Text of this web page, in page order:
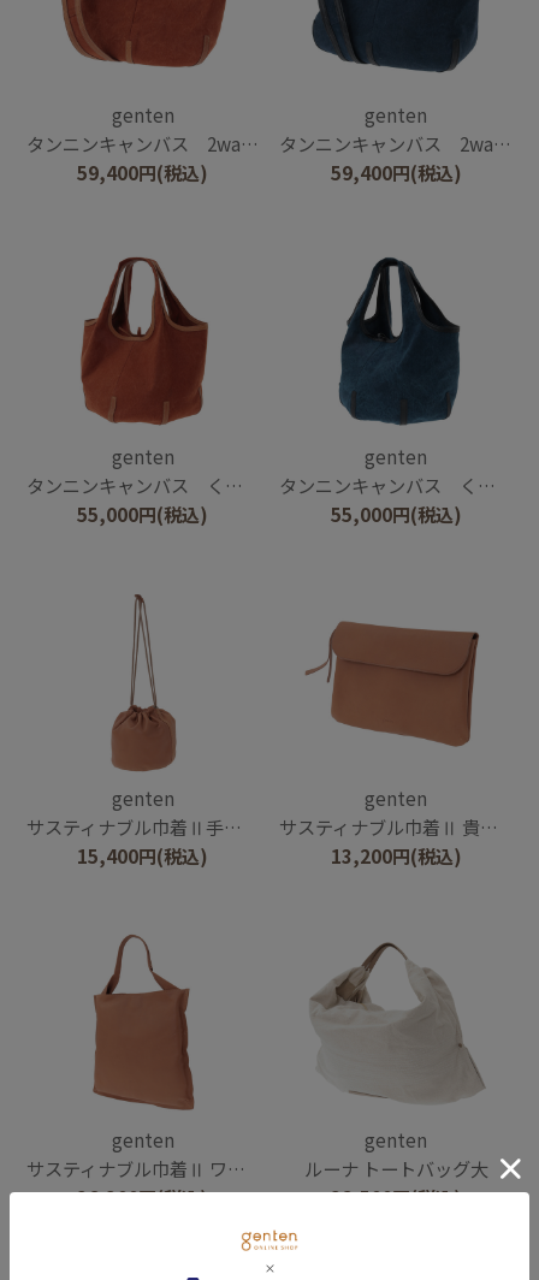
genten
タンニンキャンバス 2wayショルダーバッグ
59,400円(税込)
genten
タンニンキャンバス 2wayショルダーバッグ
59,400円(税込)
genten
タンニンキャンバス くり手トートバッグ
55,000円(税込)
genten
タンニンキャンバス くり手トートバッグ
55,000円(税込)
genten
サスティナブル巾着Ⅱ手持ちタイプ
15,400円(税込)
genten
サスティナブル巾着Ⅱ 貴重品ポーチ
13,200円(税込)
genten
サスティナブル巾着Ⅱ ワンハンドルトート
36,300円(税込)
genten
ルーナ トートバッグ大
38,500円(税込)